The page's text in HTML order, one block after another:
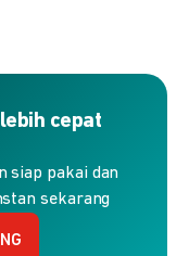
cepat
siap pakai dan
sekarang